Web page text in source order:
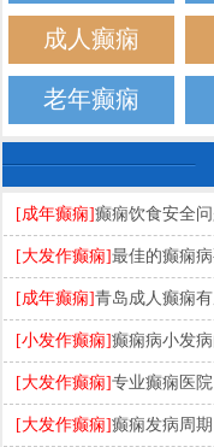
成人癫痫
老年癫痫
[成年癫痫]癫痫饮食安全
[大发作癫痫]最佳的癫痫
[成年癫痫]青岛成人癫痫
[小发作癫痫]癫痫病小发
[大发作癫痫]专业癫痫医院
[大发作癫痫]癫痫发病周